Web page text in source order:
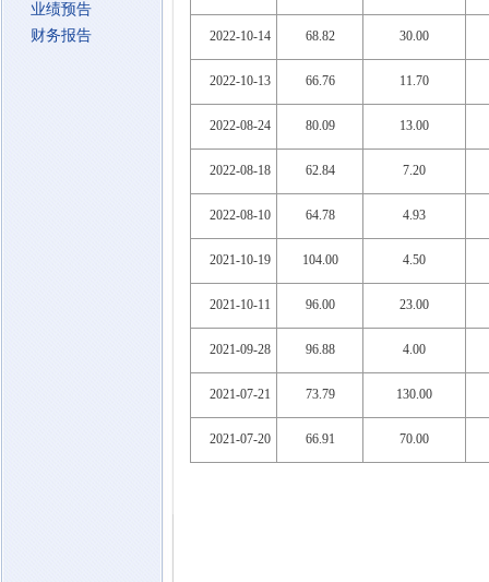
业绩预告
财务报告
2022-10-14 68.82 30.00
2022-10-13 66.76 11.70
2022-08-24 80.09 13.00
2022-08-18 62.84 7.20
2022-08-10 64.78 4.93
2021-10-19 104.00 4.50
2021-10-11 96.00 23.00
2021-09-28 96.88 4.00
2021-07-21 73.79 130.00
2021-07-20 66.91 70.00